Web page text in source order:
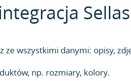
wszystkimi danymi: opisy,
np. rozmiary, kolory.